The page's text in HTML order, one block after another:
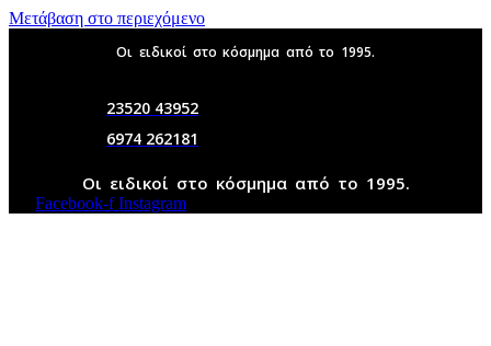
Μετάβαση στο περιεχόμενο
Οι ειδικοί στο κόσμημα από το 1995.
23520 43952
6974 262181
Οι ειδικοί στο κόσμημα από το 1995.
Facebook-f Instagram